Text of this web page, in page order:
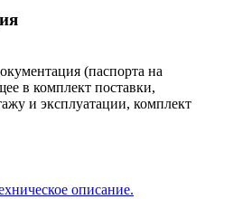
(паспорта на
в комплект поставки,
и эксплуатации, комплект
описание.